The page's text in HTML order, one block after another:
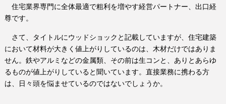
住宅業界専門に全体最適で粗利を増やす経営パートナー、出口経
尊です。
さて、タイトルにウッドショックと記載していますが、住宅建築
において材料が大きく値上がりしているのは、木材だけではありま
せん。鉄やアルミなどの金属類、その前は生コンと、ありとあらゆ
るものが値上がりしていると聞いています。直接業務に携わる方
は、日々頭を悩ませているのではないでしょうか。